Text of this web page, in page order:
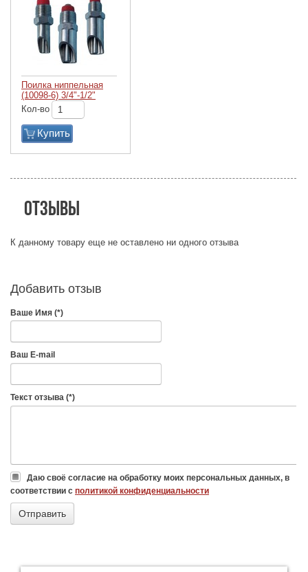
Поилка ниппельная
(10098-6) 3/4"-1/2"
Кол-во
Купить
Отзывы
К данному товару еще не оставлено ни одного отзыва
Добавить отзыв
Ваше Имя (*)
Ваш E-mail
Текст отзыва (*)
Даю своё согласие на обработку моих персональных данных, в
соответствии с политикой конфиденциальности